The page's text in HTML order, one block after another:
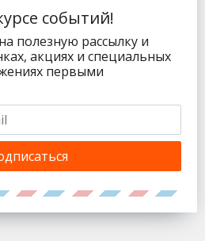
событий!
полезную рассылку и
акциях и специальных
первыми